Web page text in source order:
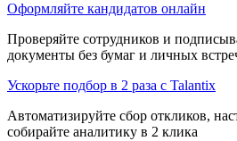
Оформляйте кандидатов онлайн
Проверяйте сотрудников и
документы без бумаг и личных
Ускорьте подбор в 2 раза с Talantix
Автоматизируйте сбор откликов,
собирайте аналитику в 2 клика